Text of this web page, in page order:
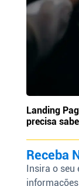
Landing
precisa
Receba
Insira o seu